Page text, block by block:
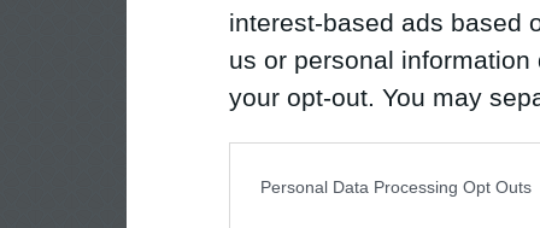
interest-based ads based
us or personal
your opt-out. You may
Personal Data Processing Opt Outs